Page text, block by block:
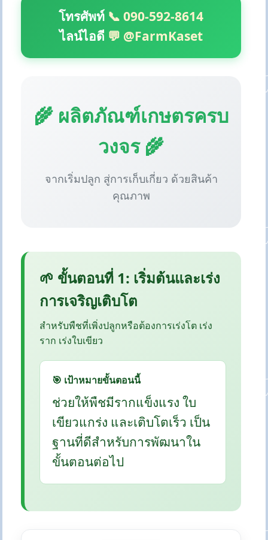
โทรศัพท์ 📞 090-592-8614
ไลน์ไอดี 💬 @FarmKaset
🌾 ผลิตภัณฑ์เกษตรครบ
วงจร 🌾
จากเริ่มปลูก สู่การเก็บเกี่ยว ด้วยสินค้า
คุณภาพ
🌱 ขั้นตอนที่ 1: เริ่มต้นและเร่ง
การเจริญเติบโต
สำหรับพืชที่เพิ่งปลูกหรือต้องการเร่งโต เร่ง
ราก เร่งใบเขียว
🎯 เป้าหมายขั้นตอนนี้
ช่วยให้พืชมีรากแข็งแรง ใบ
เขียวแกร่ง และเติบโตเร็ว เป็น
ฐานที่ดีสำหรับการพัฒนาใน
ขั้นตอนต่อไป